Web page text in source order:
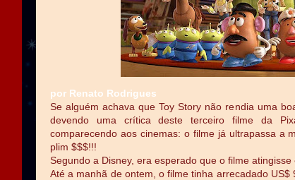
por Renato Rodrigues
Se alguém achava que Toy Story não rendia uma
devendo uma crítica deste terceiro filme da
comparecendo aos cinemas: o filme já ultrapassa a
plim $$$!!!
Segundo a Disney, era esperado que o filme
Até a manhã de ontem, o filme tinha arrecadado